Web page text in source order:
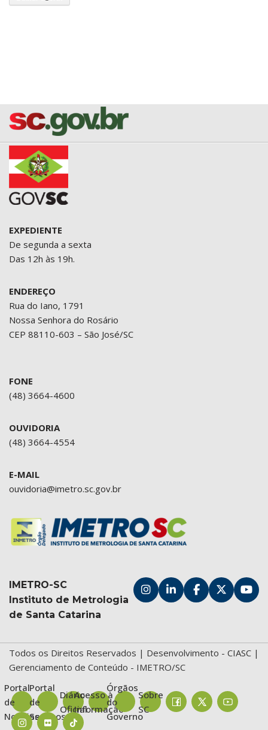
EXPEDIENTE
De segunda a sexta
Das 12h às 19h.
ENDEREÇO
Rua do Iano, 1791
Nossa Senhora do Rosário
CEP 88110-603 – São José/SC
FONE
(48) 3664-4600
OUVIDORIA
(48) 3664-4554
E-MAIL
ouvidoria@imetro.sc.gov.br
IMETRO-SC
Instituto de Metrologia
de Santa Catarina
Todos os Direitos Reservados | Desenvolvimento - CIASC |
Gerenciamento de Conteúdo - IMETRO/SC
Portal
de
Notícias
Portal
de
Serviços
Diário
Oficial
Acesso à
Informação
Órgãos
do
Governo
Sobre
SC